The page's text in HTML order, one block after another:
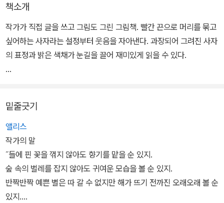
책소개
작가가 직접 글을 쓰고 그림도 그린 그림책. 빨간 끈으로 머리를 묶고
싶어하는 사자라는 설정부터 웃음을 자아낸다. 과장되어 그려진 사자
의 표정과 밝은 색채가 눈길을 끌어 재미있게 읽을 수 있다.
진 뿔을 가진 사슴도, 커다란 이빨을 가진 토끼도.. 모두 사자를 도와
주려 하지만 끈은 끊어지지 않고, 사자는 실망한 나머지 울음을 터뜨
린다.
아무도 거들떠 보지 않던 거미가 사자의 고민을 해결해 준다는 결말
을 통해 세상 모든 존재가 자신의 가치를 갖고 있다는 것을 알 수 있
다. 또한 머리를 묶는 데는 성공하지만 끈을 소유하지는 못하는 사자
밑줄긋기
앨리스
작가의 말
˝들에 핀 꽃을 꺾지 않아도 향기를 맡을 순 있지.
숲 속의 벌레를 잡지 않아도 귀여운 모습을 볼 순 있지.
반짝반짝 예쁜 별은 따 갈 수 없지만 해가 뜨기 전까진 오래오래 볼 순
있지.